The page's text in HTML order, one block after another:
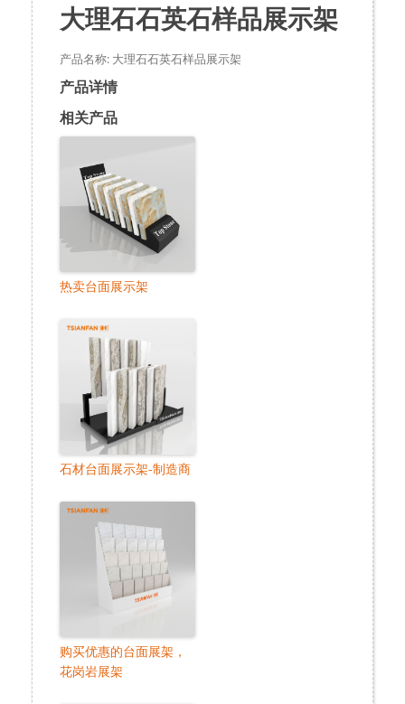
大理石石英石样品展示架
产品名称: 大理石石英石样品展示架
产品详情
相关产品
热卖台面展示架
石材台面展示架-制造商
购买优惠的台面展架，
花岗岩展架